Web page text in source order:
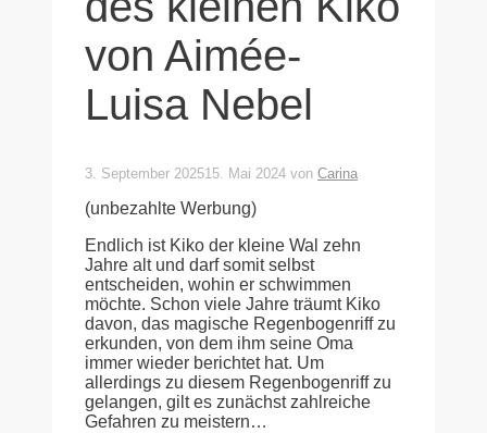
von Aimée-
Luisa Nebel
3. September 202515. Mai 2024 von Carina
(unbezahlte Werbung)
Endlich ist Kiko der kleine Wal zehn
Jahre alt und darf somit selbst
entscheiden, wohin er schwimmen
möchte. Schon viele Jahre träumt Kiko
davon, das magische Regenbogenriff zu
erkunden, von dem ihm seine Oma
immer wieder berichtet hat. Um
allerdings zu diesem Regenbogenriff zu
gelangen, gilt es zunächst zahlreiche
Gefahren zu meistern…